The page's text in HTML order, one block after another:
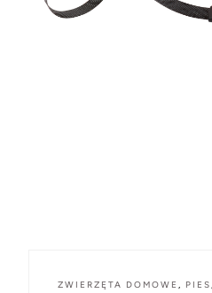
ZWIERZĘTA DOMOWE , PIES,